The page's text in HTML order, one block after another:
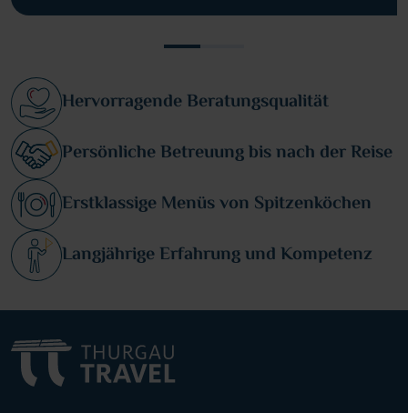
Hervorragende Beratungsqualität
Persönliche Betreuung bis nach der Reise
Erstklassige Menüs von Spitzenköchen
Langjährige Erfahrung und Kompetenz